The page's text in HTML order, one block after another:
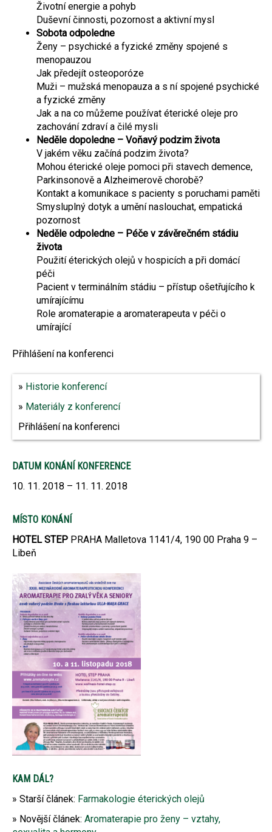
Životní energie a pohyb
Duševní činnosti, pozornost a aktivní mysl
Sobota odpoledne
Ženy – psychické a fyzické změny spojené s
menopauzou
Jak předejít osteoporóze
Muži – mužská menopauza a s ní spojené psychické
a fyzické změny
Jak a na co můžeme používat éterické oleje pro
zachování zdraví a čilé mysli
Neděle dopoledne – Voňavý podzim života
V jakém věku začíná podzim života?
Mohou éterické oleje pomoci při stavech demence,
Parkinsonově a Alzheimerově chorobě?
Kontakt a komunikace s pacienty s poruchami paměti
Smysluplný dotyk a umění naslouchat, empatická
pozornost
Neděle odpoledne – Péče v závěrečném stádiu
života
Použití éterických olejů v hospicích a při domácí
péči
Pacient v terminálním stádiu – přístup ošetřujícího k
umírajícímu
Role aromaterapie a aromaterapeuta v péči o
umírající
Přihlášení na konferenci
Historie konferencí
Materiály z konferencí
Přihlášení na konferenci
DATUM KONÁNÍ KONFERENCE
10. 11. 2018 – 11. 11. 2018
MÍSTO KONÁNÍ
HOTEL STEP PRAHA Malletova 1141/4, 190 00 Praha 9 –
Libeň
KAM DÁL?
Starší článek: Farmakologie éterických olejů
Novější článek: Aromaterapie pro ženy – vztahy,